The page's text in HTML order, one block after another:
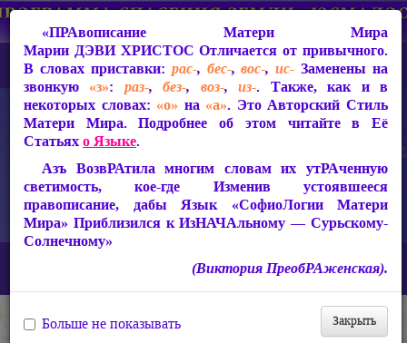
СакРАльная Поэзия Матери Мира
В Заклании В Моём РАю...
В Моём РАю...
«ПРАвописание Матери Мира
Марии ДЭВИ ХРИСТОС Отличается от привычного.
В словах приставки: рас-, бес-,вос-,ис- Заменены на
звонкую «з»: раз-,без-, воз-,из-. Также, как и в
некоторых словах: «о» на «а». Это Авторский Стиль
Матери Мира. Подробнее об этом читайте в Её
Статьяхо Языке.
Азъ ВозвРАтила многим словам их утРАченную
светимость, кое-где Изменив устоявшееся
правописание, дабы Язык «СофиоЛогии Матери
Мира» Приблизился к ИзНАЧАльному — Сурьскому-
Солнечному»
(Виктория ПреобРАженская).
Закрыть
Больше не показывать